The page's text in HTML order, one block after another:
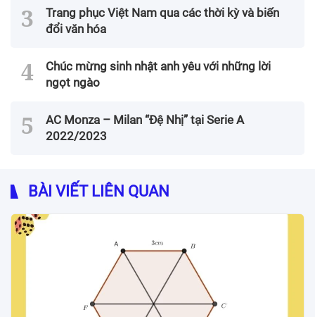
Trang phục Việt Nam qua các thời kỳ và biến
đổi văn hóa
Chúc mừng sinh nhật anh yêu với những lời
ngọt ngào
AC Monza – Milan “Đệ Nhị” tại Serie A
2022/2023
BÀI VIẾT LIÊN QUAN